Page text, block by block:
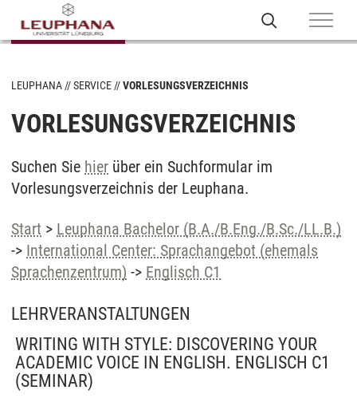
LEUPHANA SERVICE VORLESUNGSVERZEICHNIS
VORLESUNGSVERZEICHNIS
Suchen Sie hier über ein Suchformular im
Vorlesungsverzeichnis der Leuphana.
Start > Leuphana Bachelor (B.A./B.Eng./B.Sc./LL.B.)
-> International Center: Sprachangebot (ehemals
Sprachenzentrum) -> Englisch C1
LEHRVERANSTALTUNGEN
WRITING WITH STYLE: DISCOVERING YOUR
ACADEMIC VOICE IN ENGLISH. ENGLISCH C1
(SEMINAR)